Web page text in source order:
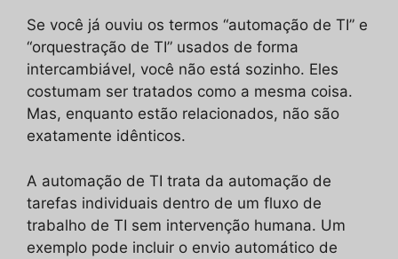
Se você já ouviu os termos “automação de TI” e
“orquestração de TI” usados de forma
intercambiável, você não está sozinho. Eles
costumam ser tratados como a mesma coisa.
Mas, enquanto estão relacionados, não são
exatamente idênticos.
A automação de TI trata da automação de
tarefas individuais dentro de um fluxo de
trabalho de TI sem intervenção humana. Um
exemplo pode incluir o envio automático de